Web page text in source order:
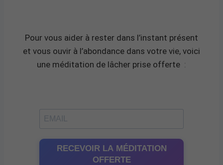
Pour vous aider à rester dans l’instant présent
et vous ouvir à l’abondance dans votre vie, voici
une méditation de lâcher prise offerte :
RECEVOIR LA MÉDITATION
OFFERTE